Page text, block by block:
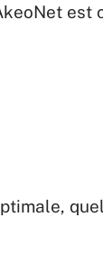
est